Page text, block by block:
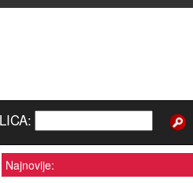
Najnovije: